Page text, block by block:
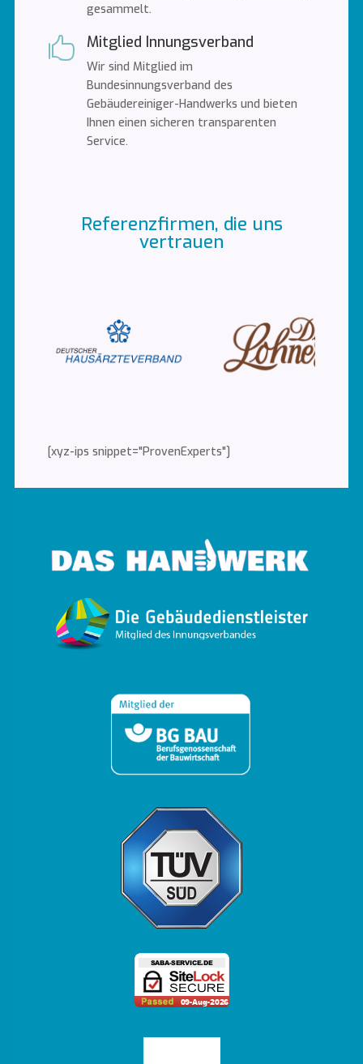
gesammelt.
 Mitglied Innungsverband
Wir sind Mitglied im
Bundesinnungsverband des
Gebäudereiniger-Handwerks und bieten
Ihnen einen sicheren transparenten
Service.
Referenzfirmen, die uns
vertrauen
[xyz-ips snippet="ProvenExperts"]